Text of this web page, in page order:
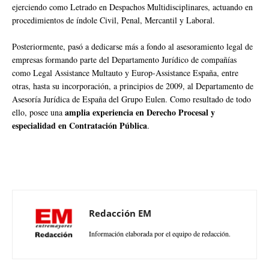
ejerciendo como Letrado en Despachos Multidisciplinares, actuando en
procedimientos de índole Civil, Penal, Mercantil y Laboral.
Posteriormente, pasó a dedicarse más a fondo al asesoramiento legal de
empresas formando parte del Departamento Jurídico de compañías
como Legal Assistance Multauto y Europ-Assistance España, entre
otras, hasta su incorporación, a principios de 2009, al Departamento de
Asesoría Jurídica de España del Grupo Eulen. Como resultado de todo
ello, posee una amplia experiencia en Derecho Procesal y
especialidad en Contratación Pública.
Redacción EM
Información elaborada por el equipo de redacción.